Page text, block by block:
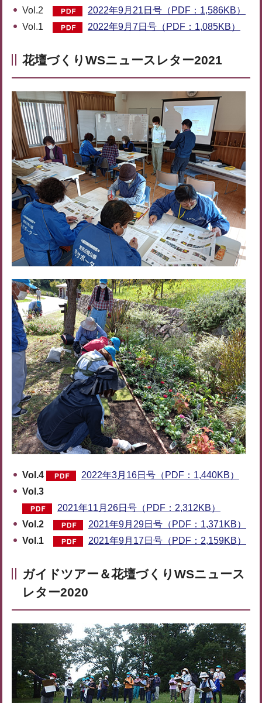
Vol.2
2022年9月21日号（PDF：1,586KB）
Vol.1
2022年9月7日号（PDF：1,085KB）
花壇づくりWSニュースレター2021
Vol.4
2022年3月16日号（PDF：1,440KB）
Vol.3
2021年11月26日号（PDF：2,312KB）
Vol.2
2021年9月29日号（PDF：1,371KB）
Vol.1
2021年9月17日号（PDF：2,159KB）
ガイドツアー＆花壇づくりWSニュース
レター2020